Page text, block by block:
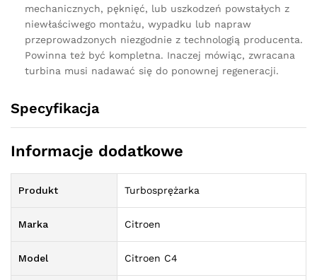
mechanicznych, pęknięć, lub uszkodzeń powstałych z
niewłaściwego montażu, wypadku lub napraw
przeprowadzonych niezgodnie z technologią producenta.
Powinna też być kompletna. Inaczej mówiąc, zwracana
turbina musi nadawać się do ponownej regeneracji.
Specyfikacja
Informacje dodatkowe
Produkt Turbosprężarka
Marka Citroen
Model Citroen C4